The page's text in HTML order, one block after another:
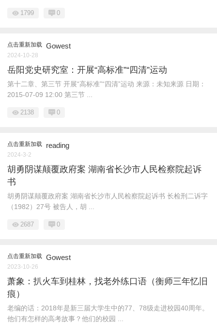
1799 0
点击重新加载 Gowest
2024-10-28
岳阳党史研究室：开展“高标准”“四清”运动
第十二章、第三节 开展“高标准”“四清”运动 来源：未知来源 日期：
2015-07-09 12:00 第三节 ...
2138 0
点击重新加载 reading
2024-3-2
胡勇阴谋颠覆政府案 湖南省长沙市人民检察院起诉
书
胡勇阴谋颠覆政府案 湖南省长沙市人民检察院起诉书 长检刑二诉字
（1982）27号 被告人，胡 ...
2687 0
点击重新加载 Gowest
2023-10-26
萧象：扒火车到桂林，找老外练口语（衡师三年忆旧
痕）
老编的话：2018年是新三届大学生中的77、78级走进校园40周年。
他们有怎样的高考故事？他们的校园 ...